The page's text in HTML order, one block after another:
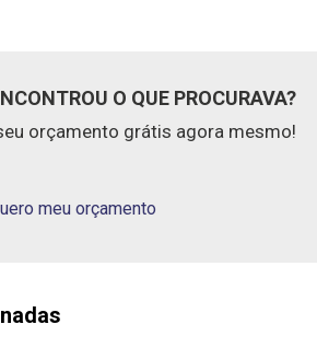
O QUE PROCURAVA?
orçamento grátis agora mesmo!
meu orçamento